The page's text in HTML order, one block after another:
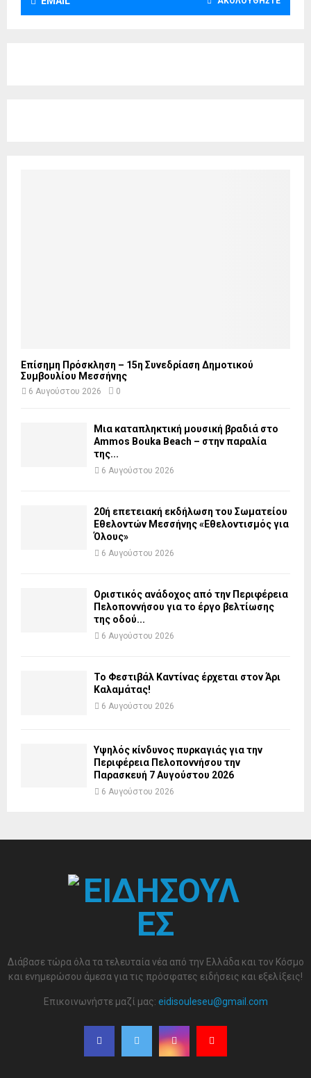
Επίσημη Πρόσκληση – 15η Συνεδρίαση Δημοτικού
Συμβουλίου Μεσσήνης
6 Αυγούστου 2026 0
Μια καταπληκτική μουσική βραδιά στο
Ammos Bouka Beach – στην παραλία
της...
6 Αυγούστου 2026
20ή επετειακή εκδήλωση του Σωματείου
Εθελοντών Μεσσήνης «Εθελοντισμός για
Όλους»
6 Αυγούστου 2026
Οριστικός ανάδοχος από την Περιφέρεια
Πελοποννήσου για το έργο βελτίωσης
της οδού...
6 Αυγούστου 2026
Το Φεστιβάλ Καντίνας έρχεται στον Άρι
Καλαμάτας!
6 Αυγούστου 2026
Υψηλός κίνδυνος πυρκαγιάς για την
Περιφέρεια Πελοποννήσου την
Παρασκευή 7 Αυγούστου 2026
6 Αυγούστου 2026
Διάβασε τώρα όλα τα τελευταία νέα από την Ελλάδα και τον Κόσμο
και ενημερώσου άμεσα για τις πρόσφατες ειδήσεις και εξελίξεις!
Επικοινωνήστε μαζί μας: eidisouleseu@gmail.com